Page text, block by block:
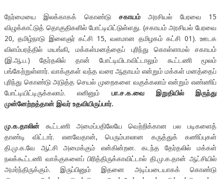
நேர்மையை இலக்காகக் கொண்டு சகாயம்அரசியல் பேரவை 15
விழுக்காட்டுத் தொகுதிகளில் போட்டியிட்டுள்ளது. (சகாயம் அரசியல் பேரவை
20, தமிழ்நாடு இளைஞர் கட்சி 15, வளமான தமிழகம் கட்சி 01). ஊடக
விளம்பரத்தில் மயங்கி, மக்கள்மனத்தைப் புரிந்து கொள்ளாமல் சகாயம்
(இ.ஆ.ப.) தேர்தலில் தான் போட்டியிடாவிட்டாலும் கூட்டணி மூலம்
பங்கேற்றுள்ளார். வாக்குகள் வந்த வரை ஆதாயம் என்றும் மக்கள் மனத்தைப்
புரிந்து கொண்டு அடுத்த செயல் முறைகளை வகுக்கலாம் என்றும் எண்ணிப்
போட்டியிட்டிருக்கலாம். எனினும் பா.ச.க.வை இறுதியில் இருந்து
முன்னேற்றத்தான் இவர் உதவியிருப்பார்.
மு.க.தாலின்கூட்டணி அமைப்பதிலேயே வெற்றிக்கான பல படிகளைத்
தாண்டி விட்டார். எனவேதான், பெரும்பாலான கருத்துக் கணிப்புகள்
தி.மு.க.வே ஆட்சி அமைக்கும் என்கின்றன. கடந்த தேர்தலில் மக்கள்
நலக்கூட்டணி வாக்குகளைப் பிரித்திருக்காவிட்டால் தி.மு.க.தான் ஆட்சியில்
அமர்ந்திருக்கும். இருப்பினும் இதனை அடிப்படையாகக் கொண்டு